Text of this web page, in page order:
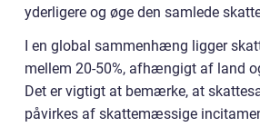
yderligere og øge den samlede
I en global sammenhæng ligger
mellem 20-50%, afhængigt af land
Det er vigtigt at bemærke, at
påvirkes af skattemæssige